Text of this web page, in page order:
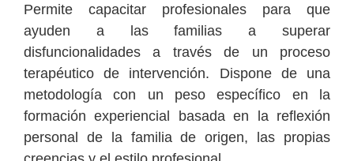
Permite capacitar profesionales para que
ayuden a las familias a superar
disfuncionalidades a través de un proceso
terapéutico de intervención. Dispone de una
metodología con un peso específico en la
formación experiencial basada en la reflexión
personal de la familia de origen, las propias